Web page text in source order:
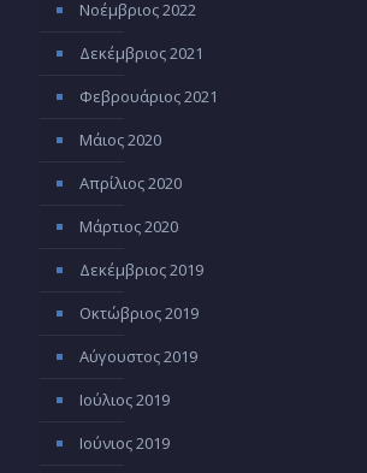
Νοέμβριος 2022
Δεκέμβριος 2021
Φεβρουάριος 2021
Μάιος 2020
Απρίλιος 2020
Μάρτιος 2020
Δεκέμβριος 2019
Οκτώβριος 2019
Αύγουστος 2019
Ιούλιος 2019
Ιούνιος 2019